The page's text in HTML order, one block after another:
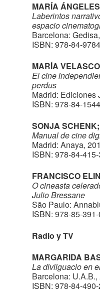
MARÍA
Laberintos
espacio
Barcelona:
ISBN: 978-84-
MARÍA
El cine
perdus
Madrid: Ediciones
ISBN: 978-84-
SONJA
Manual de cine
Madrid: Anaya,
ISBN: 978-84-
FRANCISCO
O cineasta
Julio Bressane
São Paulo:
ISBN: 978-85-
Radio y TV
MARGARIDA
La divilguacio en
Barcelona:
ISBN: 978-84-